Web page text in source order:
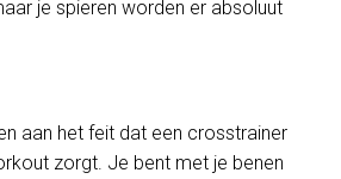
je spieren worden er absoluut
aan het feit dat een crosstrainer
zorgt. Je bent met je benen